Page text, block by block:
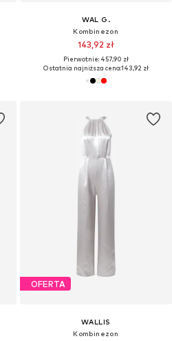
WAL G.
Kombinezon
143,92 zł
Pierwotnie: 457,90 zł
Ostatnia najniższa cena:143,92 zł
OFERTA
WALLIS
Kombinezon